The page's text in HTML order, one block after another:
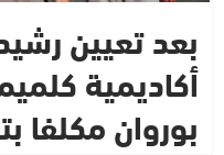
بعد تعيين
أكاديمية
بوروان مكلفا